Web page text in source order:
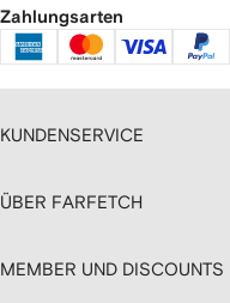
Zahlungsarten
KUNDENSERVICE
ÜBER FARFETCH
MEMBER UND DISCOUNTS